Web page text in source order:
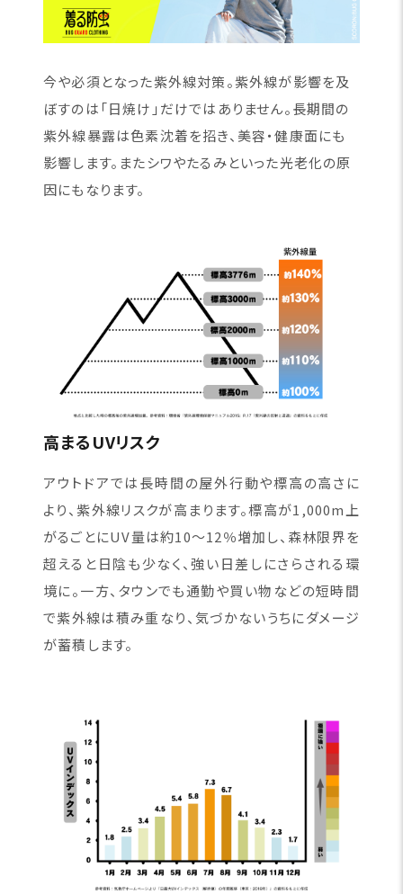
今や必須となった紫外線対策。紫外線が影響を及
ぼすのは「日焼け」だけではありません。長期間の
紫外線暴露は色素沈着を招き、美容・健康面にも
影響します。またシワやたるみといった光老化の原
因にもなります。
高まるUVリスク
アウトドアでは長時間の屋外行動や標高の高さに
より、紫外線リスクが高まります。標高が1,000m上
がるごとにUV量は約10〜12％増加し、森林限界を
超えると日陰も少なく、強い日差しにさらされる環
境に。一方、タウンでも通勤や買い物などの短時間
で紫外線は積み重なり、気づかないうちにダメージ
が蓄積します。